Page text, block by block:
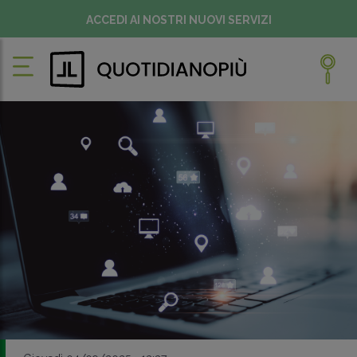
ACCEDI AI NOSTRI NUOVI SERVIZI